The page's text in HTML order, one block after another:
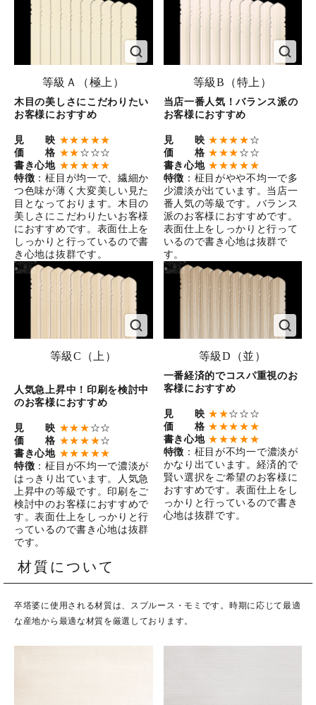
等級Ａ（極上）
木目の美しさにこだわりたい
お客様におすすめ
見 映 ★★★★★
価 格 ★★ ☆☆☆
書き心地 ★★★★★
特徴 ：柾目が均一で、繊細か
つ色味が薄く大変美しい見た
目となっております。木目の
美しさにこだわりたいお客様
におすすめです。表面仕上を
しっかりと行っているので書
き心地は抜群です。
等級B（特上）
当店一番人気！バランス派の
お客様におすすめ
見 映 ★★★★ ☆
価 格 ★★★ ☆☆
書き心地 ★★★★★
特徴 ：柾目がやや不均一で多
少濃淡が出ています。当店一
番人気の等級です。バランス
派のお客様におすすめです。
表面仕上をしっかりと行って
いるので書き心地は抜群で
す。
等級C（上）
人気急上昇中！印刷を検討中
のお客様におすすめ
見 映 ★★★ ☆☆
価 格 ★★★★☆
書き心地 ★★★★★
特徴 ：柾目が不均一で濃淡が
はっきり出ています。人気急
上昇中の等級です。印刷をご
検討中のお客様におすすめで
す。表面仕上をしっかりと行
っているので書き心地は抜群
です。
等級D（並）
一番経済的でコスパ重視のお
客様におすすめ
見 映 ★★☆☆☆
価 格 ★★★★★
書き心地 ★★★★★
特徴 ：柾目が不均一で濃淡が
かなり出ています。経済的で
賢い選択をご希望のお客様に
おすすめです。表面仕上をし
っかりと行っているので書き
心地は抜群です。
材質について
卒塔婆に使用される材質は、スプルース・モミです。時期に応じて最適
な産地から最適な材質を厳選しております。